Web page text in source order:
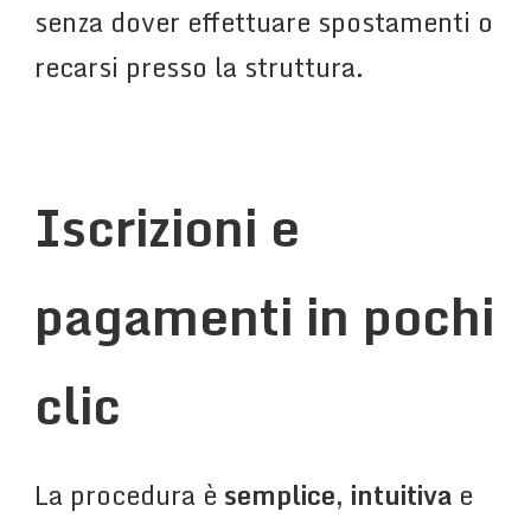
senza dover effettuare spostamenti o
recarsi presso la struttura.
Iscrizioni e
pagamenti in pochi
clic
La procedura è semplice, intuitiva e